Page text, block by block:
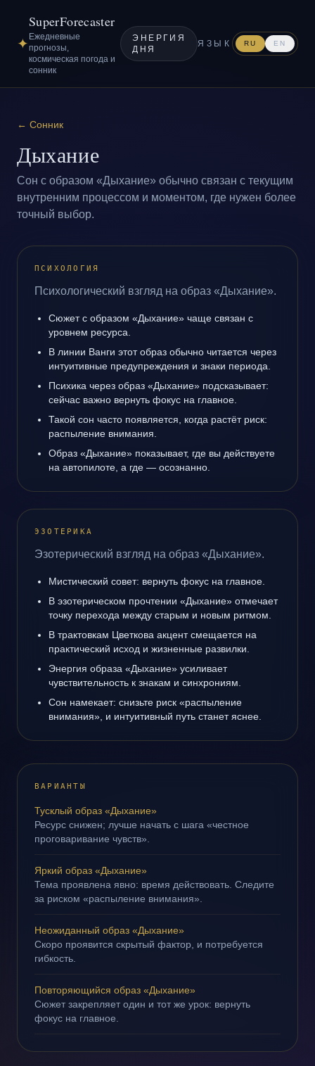
✦
SuperForecaster
Ежедневные
прогнозы,
космическая погода и
сонник
ЭНЕРГИЯ
ДНЯ
ЯЗЫК RU EN
← Сонник
Дыхание
Сон с образом «Дыхание» обычно связан с текущим
внутренним процессом и моментом, где нужен более
точный выбор.
ПСИХОЛОГИЯ
Психологический взгляд на образ «Дыхание».
Сюжет с образом «Дыхание» чаще связан с
уровнем ресурса.
В линии Ванги этот образ обычно читается через
интуитивные предупреждения и знаки периода.
Психика через образ «Дыхание» подсказывает:
сейчас важно вернуть фокус на главное.
Такой сон часто появляется, когда растёт риск:
распыление внимания.
Образ «Дыхание» показывает, где вы действуете
на автопилоте, а где — осознанно.
ЭЗОТЕРИКА
Эзотерический взгляд на образ «Дыхание».
Мистический совет: вернуть фокус на главное.
В эзотерическом прочтении «Дыхание» отмечает
точку перехода между старым и новым ритмом.
В трактовкам Цветкова акцент смещается на
практический исход и жизненные развилки.
Энергия образа «Дыхание» усиливает
чувствительность к знакам и синхрониям.
Сон намекает: снизьте риск «распыление
внимания», и интуитивный путь станет яснее.
ВАРИАНТЫ
Тусклый образ «Дыхание»
Ресурс снижен; лучше начать с шага «честное
проговаривание чувств».
Яркий образ «Дыхание»
Тема проявлена явно: время действовать. Следите
за риском «распыление внимания».
Неожиданный образ «Дыхание»
Скоро проявится скрытый фактор, и потребуется
гибкость.
Повторяющийся образ «Дыхание»
Сюжет закрепляет один и тот же урок: вернуть
фокус на главное.